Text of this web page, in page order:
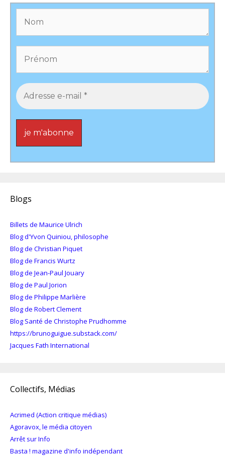
Blogs
Billets de Maurice Ulrich
Blog d'Yvon Quiniou, philosophe
Blog de Christian Piquet
Blog de Francis Wurtz
Blog de Jean-Paul Jouary
Blog de Paul Jorion
Blog de Philippe Marlière
Blog de Robert Clement
Blog Santé de Christophe Prudhomme
https://brunoguigue.substack.com/
Jacques Fath International
Collectifs, Médias
Acrimed (Action critique médias)
Agoravox, le média citoyen
Arrêt sur Info
Basta ! magazine d'info indépendant